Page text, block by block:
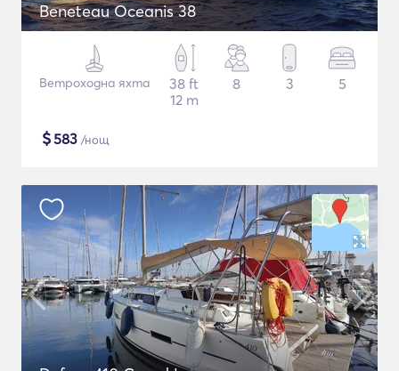
Beneteau Oceanis 38
Ветроходна яхта
38 ft
12 m
8 3 5
$583 /нощ